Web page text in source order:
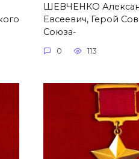
ШЕВЧЕНКО
Евсеевич, Герой
Союза-
0 113